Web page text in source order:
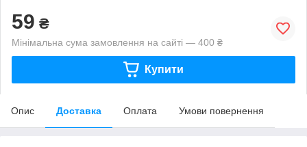
59 ₴
Мінімальна сума замовлення на сайті — 400 ₴
Купити
Опис Доставка Оплата Умови повернення